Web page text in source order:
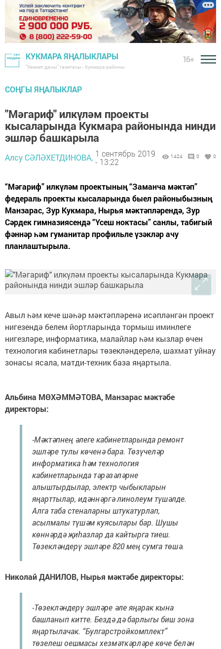
КУКМАРА ЯҢАЛЫКЛАРЫ
"Хезмәт даны" газетасы - Кукмара районы
16+
СОҢГЫ ЯҢАЛЫКЛАР
"Мәгариф" илкүләм проекты
кысаларында Кукмара районында нинди
эшләр башкарыла
Алсу СӘЛӘХЕТДИНОВА, 1 сентябрь 2019
- 13:22
1424 0 0
“Мәгариф” илкүләм проектының “Заманча мәктәп”
федераль проекты кысаларында быел районыбызның
Манзарас, Зур Кукмара, Нырья мәктәпләрендә, Зур
Сәрдек гимназиясендә “Үсеш ноктасы” санлы, табигый
фәннәр һәм гуманитар профильле үзәкләр ачу
планлаштырыла.
Авыл һәм кече шәһәр мәктәпләренә исәпләнгән проект
нигезендә белем йортларында тормыш иминлеге
нигезләре, информатика, малайлар һәм кызлар өчен
технология кабинетлары төзекләндерелә, шахмат уйнау
зонасы ясала, матди-техник база яңартыла.
Альбина МӨХӘММӘТОВА, Манзарас мәктәбе
директоры:
-Мәктәпнең әлеге кабинетларында ремонт
эшләре тулы көченә бара. Төзүчеләр
информатика һәм технология
кабинетларында тәрәзәләрне
алыштырдылар, электр чыбыкларын
яңарттылар, идәннәргә линолеум түшәлде.
Алга таба стеналарны штукатурлап,
асылмалы түшәм куясылары бар. Шушы
көннәрдә җиһазлар да кайтырга тиеш.
Төзекләндерү эшләре 820 мең сумга төшә.
Николай ДАНИЛОВ, Нырья мәктәбе директоры:
-Төзекләндерү эшләре әле яңарак кына
башланып китте. Бездә дә барлыгы биш зона
яңартылачак. “Булгарстройкомплект”
төзелеш оешмасы хезмәткәрләре көче белән